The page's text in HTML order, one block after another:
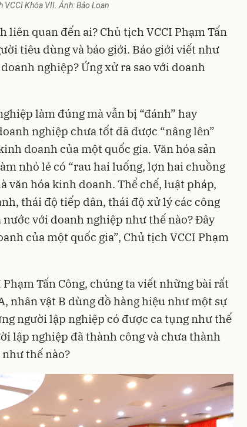
VCCI Khóa VII. Ảnh: Bảo Loan
liên quan đến ai? Chủ tịch VCCI Phạm Tấn
tiêu dùng và báo giới. Báo giới viết như
nghiệp? Ứng xử ra sao với doanh
làm đúng mà vẫn bị “đánh” hay
nghiệp chưa tốt đã được “nâng lên”
doanh của một quốc gia. Văn hóa sản
nhỏ lẻ có “rau hai luống, lợn hai chuồng
văn hóa kinh doanh. Thể chế, luật pháp,
thái độ tiếp dân, thái độ xử lý các công
với doanh nghiệp như thế nào? Đây
của một quốc gia”, Chủ tịch VCCI Phạm
Tấn Công, chúng ta viết những bài rất
nhân vật B dùng đồ hàng hiệu như một sự
người lập nghiệp có được ca tụng như thế
lập nghiệp đã thành công và chưa thành
thế nào?